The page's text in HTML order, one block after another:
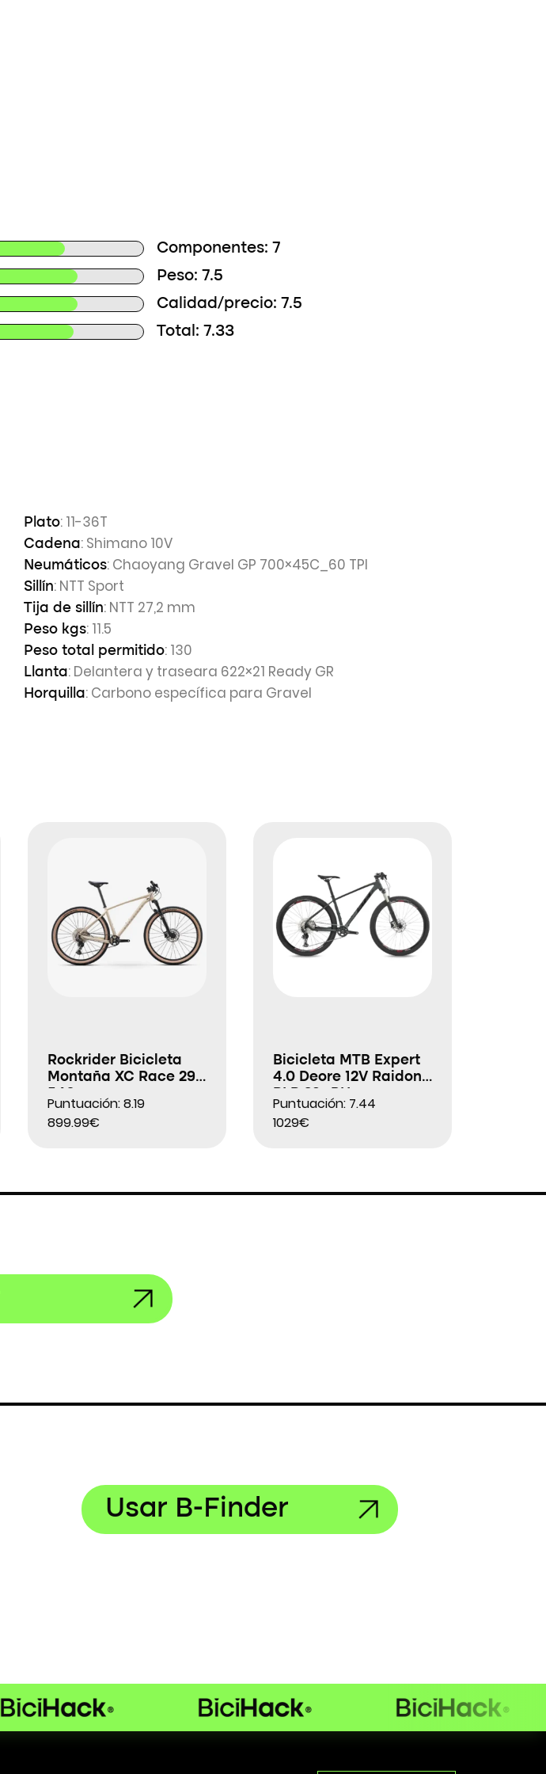
Componentes: 7
Peso: 7.5
Calidad/precio: 7.5
Total: 7.33
Plato: 11-36T
Cadena: Shimano 10V
Neumáticos: Chaoyang Gravel GP 700×45C_60 TPI
Sillín: NTT Sport
Tija de sillín: NTT 27,2 mm
Peso kgs: 11.5
Peso total permitido: 130
Llanta: Delantera y traseara 622×21 Ready GR
Horquilla: Carbono específica para Gravel
Rockrider Bicicleta
Montaña XC Race 29″
Puntuación: 8.19
899.99€
Bicicleta MTB Expert
4.0 Deore 12V Raidon
Puntuación: 7.44
1029€
Usar B-Finder